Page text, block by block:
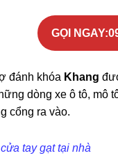
GỌI
đánh khóa Khang
dòng xe ô tô, mô
cổng ra vào.
tay gạt tại nhà